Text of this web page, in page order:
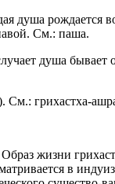
душа рождается
См.: паша.
душа бывает
грихастха-
жизни
в